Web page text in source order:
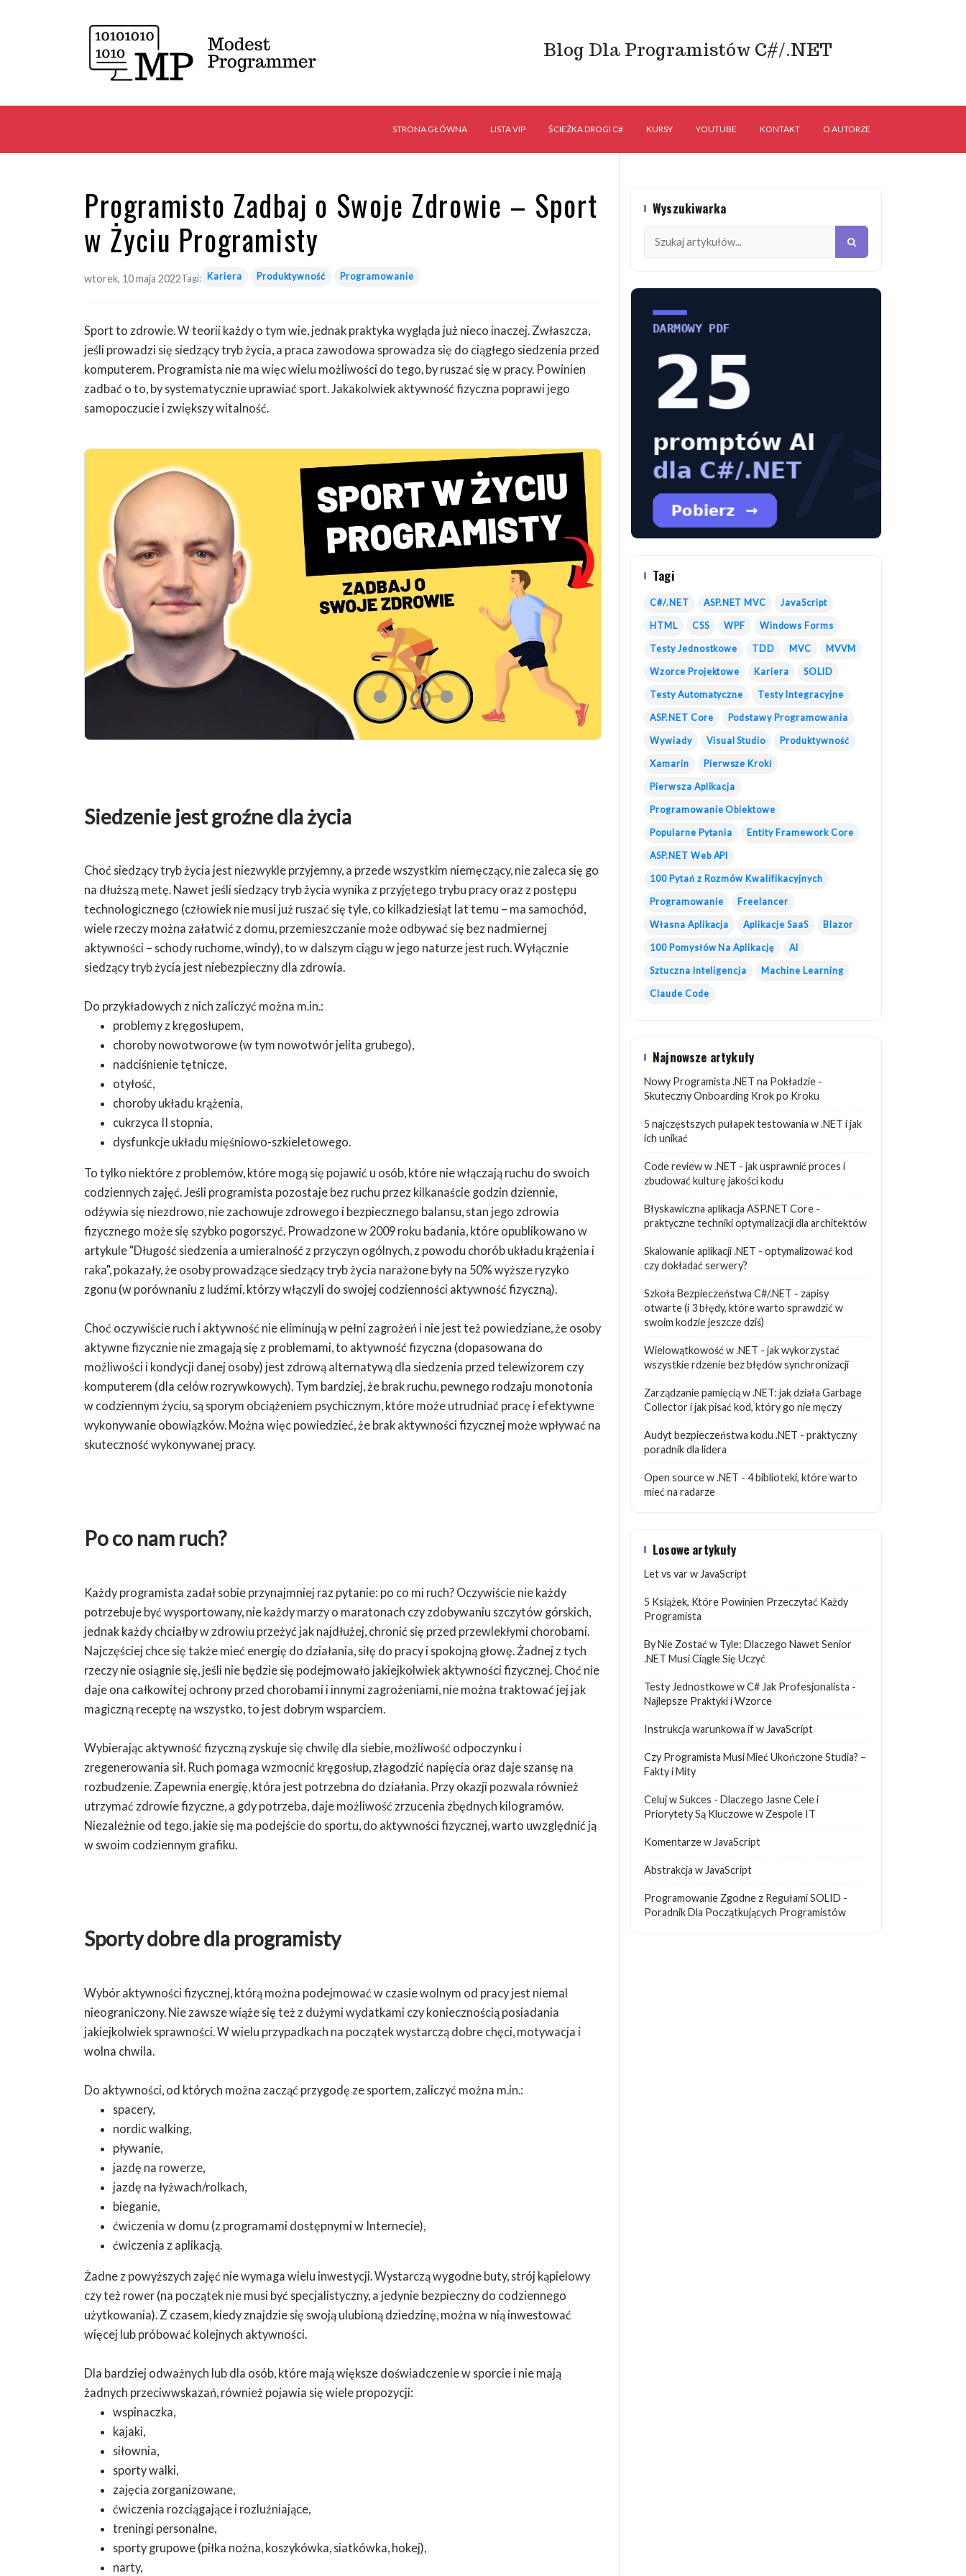
Blog Dla Programistów C#/.NET
STRONA GŁÓWNA LISTA VIP ŚCIEŻKA DROGI C# KURSY YOUTUBE KONTAKT O AUTORZE
Programisto Zadbaj o Swoje Zdrowie – Sport
w Życiu Programisty
wtorek, 10 maja 2022Tagi: Kariera Produktywność Programowanie
Sport to zdrowie. W teorii każdy o tym wie, jednak praktyka wygląda już nieco inaczej. Zwłaszcza,
jeśli prowadzi się siedzący tryb życia, a praca zawodowa sprowadza się do ciągłego siedzenia przed
komputerem. Programista nie ma więc wielu możliwości do tego, by ruszać się w pracy. Powinien
zadbać o to, by systematycznie uprawiać sport. Jakakolwiek aktywność fizyczna poprawi jego
samopoczucie i zwiększy witalność.
Siedzenie jest groźne dla życia
Choć siedzący tryb życia jest niezwykle przyjemny, a przede wszystkim niemęczący, nie zaleca się go
na dłuższą metę. Nawet jeśli siedzący tryb życia wynika z przyjętego trybu pracy oraz z postępu
technologicznego (człowiek nie musi już ruszać się tyle, co kilkadziesiąt lat temu – ma samochód,
wiele rzeczy można załatwić z domu, przemieszczanie może odbywać się bez nadmiernej
aktywności – schody ruchome, windy), to w dalszym ciągu w jego naturze jest ruch. Wyłącznie
siedzący tryb życia jest niebezpieczny dla zdrowia.
Do przykładowych z nich zaliczyć można m.in.:
problemy z kręgosłupem,
choroby nowotworowe (w tym nowotwór jelita grubego),
nadciśnienie tętnicze,
otyłość,
choroby układu krążenia,
cukrzyca II stopnia,
dysfunkcje układu mięśniowo-szkieletowego.
To tylko niektóre z problemów, które mogą się pojawić u osób, które nie włączają ruchu do swoich
codziennych zajęć. Jeśli programista pozostaje bez ruchu przez kilkanaście godzin dziennie,
odżywia się niezdrowo, nie zachowuje zdrowego i bezpiecznego balansu, stan jego zdrowia
fizycznego może się szybko pogorszyć. Prowadzone w 2009 roku badania, które opublikowano w
artykule "Długość siedzenia a umieralność z przyczyn ogólnych, z powodu chorób układu krążenia i
raka", pokazały, że osoby prowadzące siedzący tryb życia narażone były na 50% wyższe ryzyko
zgonu (w porównaniu z ludźmi, którzy włączyli do swojej codzienności aktywność fizyczną).
Choć oczywiście ruch i aktywność nie eliminują w pełni zagrożeń i nie jest też powiedziane, że osoby
aktywne fizycznie nie zmagają się z problemami, to aktywność fizyczna (dopasowana do
możliwości i kondycji danej osoby) jest zdrową alternatywą dla siedzenia przed telewizorem czy
komputerem (dla celów rozrywkowych). Tym bardziej, że brak ruchu, pewnego rodzaju monotonia
w codziennym życiu, są sporym obciążeniem psychicznym, które może utrudniać pracę i efektywne
wykonywanie obowiązków. Można więc powiedzieć, że brak aktywności fizycznej może wpływać na
skuteczność wykonywanej pracy.
Po co nam ruch?
Każdy programista zadał sobie przynajmniej raz pytanie: po co mi ruch? Oczywiście nie każdy
potrzebuje być wysportowany, nie każdy marzy o maratonach czy zdobywaniu szczytów górskich,
jednak każdy chciałby w zdrowiu przeżyć jak najdłużej, chronić się przed przewlekłymi chorobami.
Najczęściej chce się także mieć energię do działania, siłę do pracy i spokojną głowę. Żadnej z tych
rzeczy nie osiągnie się, jeśli nie będzie się podejmowało jakiejkolwiek aktywności fizycznej. Choć nie
daje ona całkowitej ochrony przed chorobami i innymi zagrożeniami, nie można traktować jej jak
magiczną receptę na wszystko, to jest dobrym wsparciem.
Wybierając aktywność fizyczną zyskuje się chwilę dla siebie, możliwość odpoczynku i
zregenerowania sił. Ruch pomaga wzmocnić kręgosłup, złagodzić napięcia oraz daje szansę na
rozbudzenie. Zapewnia energię, która jest potrzebna do działania. Przy okazji pozwala również
utrzymać zdrowie fizyczne, a gdy potrzeba, daje możliwość zrzucenia zbędnych kilogramów.
Niezależnie od tego, jakie się ma podejście do sportu, do aktywności fizycznej, warto uwzględnić ją
w swoim codziennym grafiku.
Sporty dobre dla programisty
Wybór aktywności fizycznej, którą można podejmować w czasie wolnym od pracy jest niemal
nieograniczony. Nie zawsze wiąże się też z dużymi wydatkami czy koniecznością posiadania
jakiejkolwiek sprawności. W wielu przypadkach na początek wystarczą dobre chęci, motywacja i
wolna chwila.
Do aktywności, od których można zacząć przygodę ze sportem, zaliczyć można m.in.:
spacery,
nordic walking,
pływanie,
jazdę na rowerze,
jazdę na łyżwach/rolkach,
bieganie,
ćwiczenia w domu (z programami dostępnymi w Internecie),
ćwiczenia z aplikacją.
Żadne z powyższych zajęć nie wymaga wielu inwestycji. Wystarczą wygodne buty, strój kąpielowy
czy też rower (na początek nie musi być specjalistyczny, a jedynie bezpieczny do codziennego
użytkowania). Z czasem, kiedy znajdzie się swoją ulubioną dziedzinę, można w nią inwestować
więcej lub próbować kolejnych aktywności.
Dla bardziej odważnych lub dla osób, które mają większe doświadczenie w sporcie i nie mają
żadnych przeciwwskazań, również pojawia się wiele propozycji:
wspinaczka,
kajaki,
siłownia,
sporty walki,
zajęcia zorganizowane,
ćwiczenia rozciągające i rozluźniające,
treningi personalne,
sporty grupowe (piłka nożna, koszykówka, siatkówka, hokej),
narty,
Wyszukiwarka
Tagi
C#/.NET ASP.NET MVC JavaScript
HTML CSS WPF Windows Forms
Testy Jednostkowe TDD MVC MVVM
Wzorce Projektowe Kariera SOLID
Testy Automatyczne Testy Integracyjne
ASP.NET Core Podstawy Programowania
Wywiady Visual Studio Produktywność
Xamarin Pierwsze Kroki
Pierwsza Aplikacja
Programowanie Obiektowe
Popularne Pytania Entity Framework Core
ASP.NET Web API
100 Pytań z Rozmów Kwalifikacyjnych
Programowanie Freelancer
Własna Aplikacja Aplikacje SaaS Blazor
100 Pomysłów Na Aplikację AI
Sztuczna Inteligencja Machine Learning
Claude Code
Najnowsze artykuły
Nowy Programista .NET na Pokładzie -
Skuteczny Onboarding Krok po Kroku
5 najczęstszych pułapek testowania w .NET i jak
ich unikać
Code review w .NET - jak usprawnić proces i
zbudować kulturę jakości kodu
Błyskawiczna aplikacja ASP.NET Core -
praktyczne techniki optymalizacji dla architektów
Skalowanie aplikacji .NET - optymalizować kod
czy dokładać serwery?
Szkoła Bezpieczeństwa C#/.NET - zapisy
otwarte (i 3 błędy, które warto sprawdzić w
swoim kodzie jeszcze dziś)
Wielowątkowość w .NET - jak wykorzystać
wszystkie rdzenie bez błędów synchronizacji
Zarządzanie pamięcią w .NET: jak działa Garbage
Collector i jak pisać kod, który go nie męczy
Audyt bezpieczeństwa kodu .NET - praktyczny
poradnik dla lidera
Open source w .NET - 4 biblioteki, które warto
mieć na radarze
Losowe artykuły
Let vs var w JavaScript
5 Książek, Które Powinien Przeczytać Każdy
Programista
By Nie Zostać w Tyle: Dlaczego Nawet Senior
.NET Musi Ciągle Się Uczyć
Testy Jednostkowe w C# Jak Profesjonalista -
Najlepsze Praktyki i Wzorce
Instrukcja warunkowa if w JavaScript
Czy Programista Musi Mieć Ukończone Studia? –
Fakty i Mity
Celuj w Sukces - Dlaczego Jasne Cele i
Priorytety Są Kluczowe w Zespole IT
Komentarze w JavaScript
Abstrakcja w JavaScript
Programowanie Zgodne z Regułami SOLID -
Poradnik Dla Początkujących Programistów